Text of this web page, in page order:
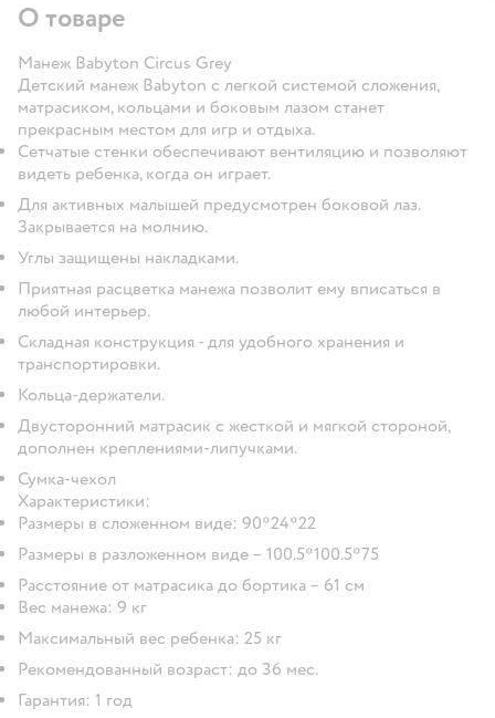
О товаре
Манеж Babyton Circus Grey
Детский манеж Babyton с легкой системой сложения,
матрасиком, кольцами и боковым лазом станет
прекрасным местом для игр и отдыха.
Сетчатые стенки обеспечивают вентиляцию и позволяют
видеть ребенка, когда он играет.
Для активных малышей предусмотрен боковой лаз.
Закрывается на молнию.
Углы защищены накладками.
Приятная расцветка манежа позволит ему вписаться в
любой интерьер.
Складная конструкция - для удобного хранения и
транспортировки.
Кольца-держатели.
Двусторонний матрасик с жесткой и мягкой стороной,
дополнен креплениями-липучками.
Сумка-чехол
Характеристики:
Размеры в сложенном виде: 90*24*22
Размеры в разложенном виде – 100.5*100.5*75
Расстояние от матрасика до бортика – 61 см
Вес манежа: 9 кг
Максимальный вес ребенка: 25 кг
Рекомендованный возраст: до 36 мес.
Гарантия: 1 год